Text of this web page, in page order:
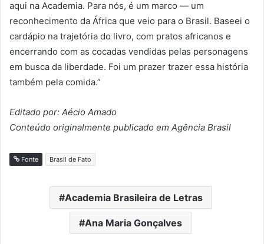
aqui na Academia. Para nós, é um marco — um
reconhecimento da África que veio para o Brasil. Baseei o
cardápio na trajetória do livro, com pratos africanos e
encerrando com as cocadas vendidas pelas personagens
em busca da liberdade. Foi um prazer trazer essa história
também pela comida.”
Editado por: Aécio Amado
Conteúdo originalmente publicado em Agência Brasil
Fonte Brasil de Fato
Academia Brasileira de Letras
Ana Maria Gonçalves